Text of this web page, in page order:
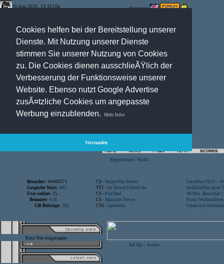
Cookies helfen bei der Bereitstellung unserer
Dienste. Mit Nutzung unserer Dienste
stimmen Sie unserer Nutzung von Cookies
zu. Die Cookies dienen ausschlieÃŸlich der
Verbesserung der Funktionsweise unserer
Website. Ebenso nutzt Google Advertise
zusÃ¤tzliche Cookies um angepasste
Werbung einzublenden.
Mehr Infos
Verstanden
10.Aug.2026 , 13:10 Uhr Optionen:
Registration - Suche
Besucher: 44468371 CS - SniperWar Server
Goodbye 2025 –
Gespielte Wars: 803 TF2 - by Server-United.de
SofaDaddler goes
User online: 25 CS - FunYard
40 Mio. Beuscher
Benutzer: 618 CS - Mansion Server
Frohe
GB-Beiträge: 285 CSS - Spelunke Unser
Kein War eingetragen
IsF-Hp > Scores